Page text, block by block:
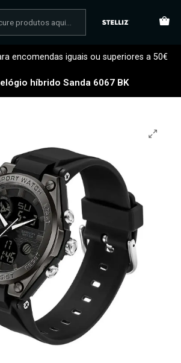
encomendas iguais ou superiores a 50€
híbrido Sanda 6067 BK